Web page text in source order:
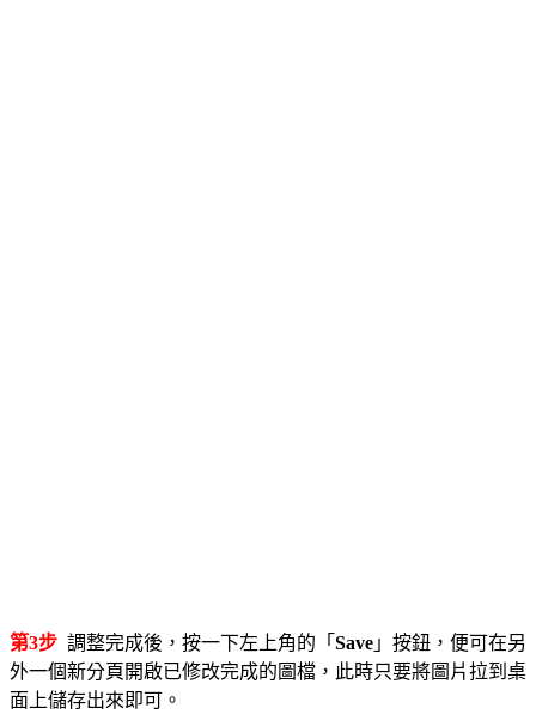
第3步 調整完成後，按一下左上角的「 Save 」按鈕，便可在另
外一個新分頁開啟已修改完成的圖檔，此時只要將圖片拉到桌
面上儲存出來即可。